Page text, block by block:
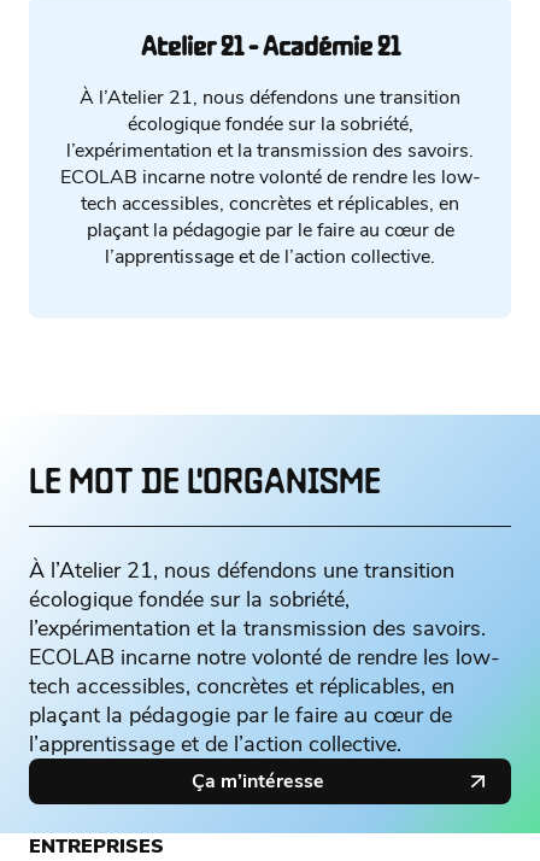
Atelier 21 - Académie 21
À l’Atelier 21, nous défendons une transition
écologique fondée sur la sobriété,
l’expérimentation et la transmission des savoirs.
ECOLAB incarne notre volonté de rendre les low-
tech accessibles, concrètes et réplicables, en
plaçant la pédagogie par le faire au cœur de
l’apprentissage et de l’action collective.
LE MOT DE L'ORGANISME
À l’Atelier 21, nous défendons une transition
écologique fondée sur la sobriété,
l’expérimentation et la transmission des savoirs.
ECOLAB incarne notre volonté de rendre les low-
tech accessibles, concrètes et réplicables, en
plaçant la pédagogie par le faire au cœur de
l’apprentissage et de l’action collective.
Ça m’intéresse
ENTREPRISES